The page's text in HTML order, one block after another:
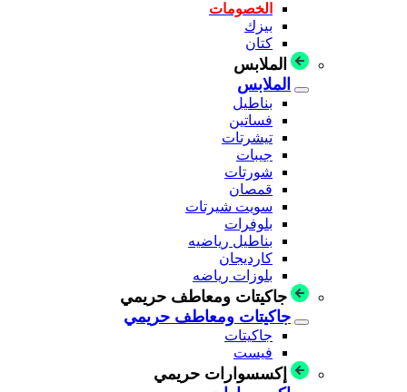
الخصومات
بيزك
كتان
الملابس
الملابس
بناطيل
فساتين
تيشرتات
جيبات
شورتات
قمصان
سويت شيرتات
بلوفرات
بناطيل رياضيه
كارديجان
بلوزات رياضه
جاكيتات ومعاطف حريمي
جاكيتات ومعاطف حريمي
جاكيتات
فيست
إكسسوارات حريمي